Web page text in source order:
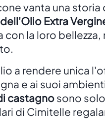
vanta una
Extra
con la loro
a rendere unica
e ai suoi
castagnosono
di Cimitelle